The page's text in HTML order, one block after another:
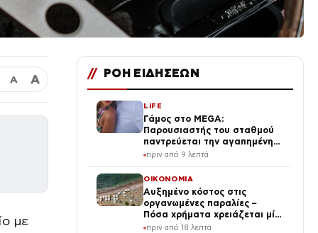
Α Α
με
// ΡΟΗ ΕΙΔΗΣΕΩΝ
LIFE
Γάμος στο MEGA:
Παρουσιαστής του σταθμού
παντρεύεται την αγαπημένη
του – Ποιος είναι
πριν από 9 λεπτά
ΟΙΚΟΝΟΜΙΑ
Αυξημένο κόστος στις
οργανωμένες παραλίες –
Πόσα χρήματα χρειάζεται μία
οικογένεια
πριν από 18 λεπτά